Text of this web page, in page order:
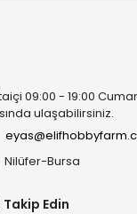
09:00 - 19:00
ulaşabilirsiniz.
Nilüfer-Bursa
Takip Edin